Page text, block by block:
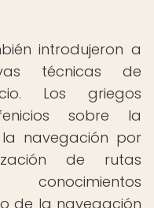
introdujeron a
técnicas de
Los griegos
sobre la
navegación por
de rutas
de la navegación